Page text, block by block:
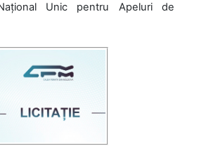
Unic pentru Apeluri de